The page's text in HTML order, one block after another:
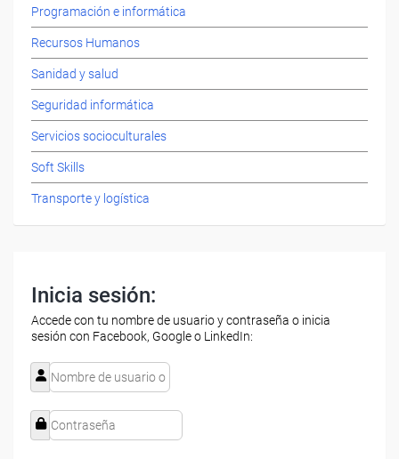
Programación e informática
Recursos Humanos
Sanidad y salud
Seguridad informática
Servicios socioculturales
Soft Skills
Transporte y logística
Inicia sesión:
Accede con tu nombre de usuario y contraseña o inicia
sesión con Facebook, Google o LinkedIn: